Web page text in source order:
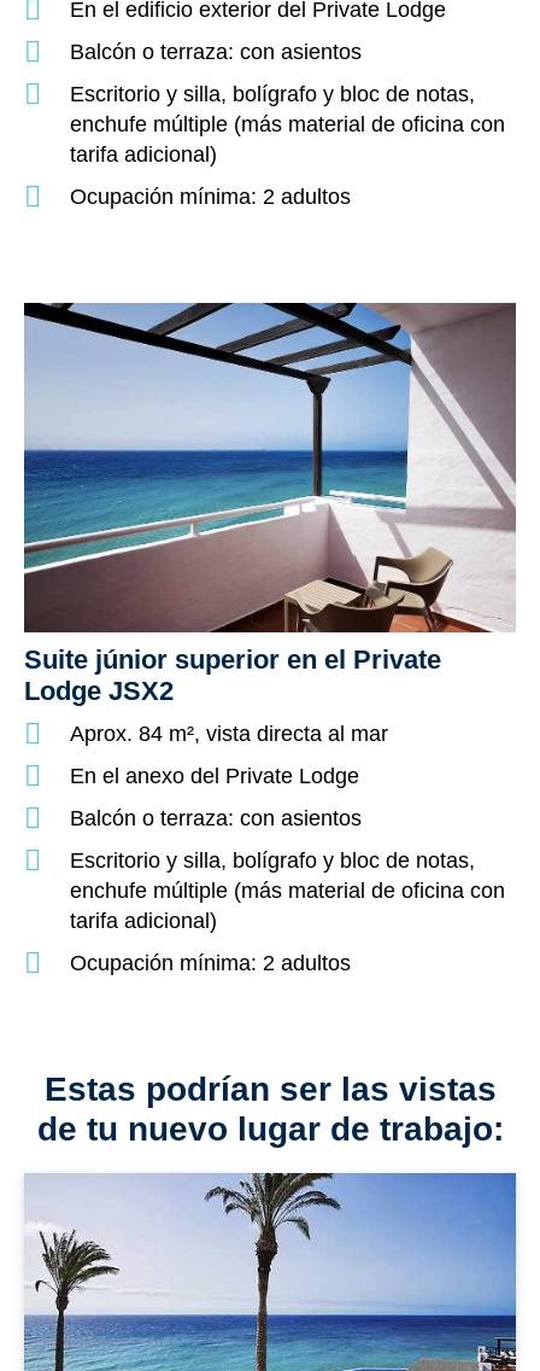
En el edificio exterior del Private Lodge
Balcón o terraza: con asientos
Escritorio y silla, bolígrafo y bloc de notas,
enchufe múltiple (más material de oficina con
tarifa adicional)
Ocupación mínima: 2 adultos
Suite júnior superior en el Private
Lodge JSX2
Aprox. 84 m², vista directa al mar
En el anexo del Private Lodge
Balcón o terraza: con asientos
Escritorio y silla, bolígrafo y bloc de notas,
enchufe múltiple (más material de oficina con
tarifa adicional)
Ocupación mínima: 2 adultos
Estas podrían ser las vistas
de tu nuevo lugar de trabajo: